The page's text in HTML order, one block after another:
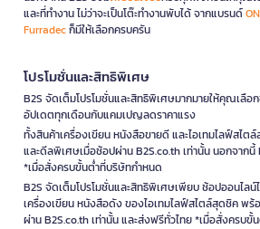
และที่ทำงาน ไม่ว่าจะเป็นโต๊ะทำงานพับได้ จากแบรนด์
Furradecก็มีให้เลือกครบครัน
โปรโมชั่นและสิทธิพิเศษ
B2S จัดเต็มโปรโมชั่นและสิทธิพิเศษมากมายให้คุณเลือ
อัปเดตทุกเดือนกับแคมเปญลดราคาแรง
ทั้งสินค้าเครื่องเขียน หนังสือขายดี และไอเทมไลฟ์สไ
และดีลพิเศษเมื่อช้อปผ่าน B2S.co.th เท่านั้น นอกจาก
*เมื่อสั่งครบขั้นต่ำที่บริษัทกำหนด
B2S จัดเต็มโปรโมชั่นและสิทธิพิเศษเพียบ ช้อปออนไล
เครื่องเขียน หนังสือดัง ของไอเทมไลฟ์สไตล์สุดชิค พ
ผ่าน B2S.co.th เท่านั้น และส่งฟรีทั่วไทย *เมื่อสั่งครบ